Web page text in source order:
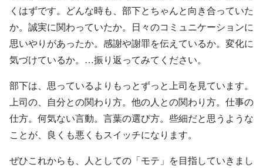
くはずです。どんな時も、部下とちゃんと向き合っていた
か。誠実に関わっていたか。日々のコミュニケーションに
思いやりがあったか。感謝や謝罪を伝えているか。変化に
気づけているか。…振り返ってみてください。
部下は、思っているよりもっとずっと上司を見ています。
上司の、自分との関わり方。他の人との関わり方。仕事の
仕方。何気ない言動。言葉の選び方。些細だと思うような
ことが、良くも悪くもスイッチになります。
ぜひこれからも、人としての「モテ」を目指していきまし